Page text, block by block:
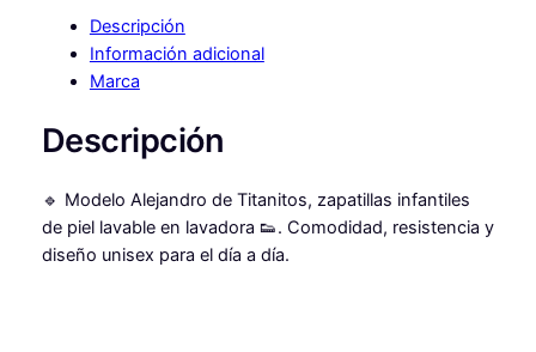
A
A
L
E
Descripción
Información adicional
Marca
Descripción
🔹 Modelo Alejandro de Titanitos, zapatillas infantiles
de piel lavable en lavadora 👟. Comodidad, resistencia y
diseño unisex para el día a día.